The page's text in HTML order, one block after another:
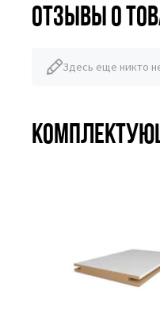
Отзывы о
Здесь еще никто